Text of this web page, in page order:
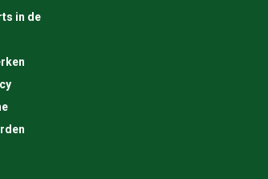
in de